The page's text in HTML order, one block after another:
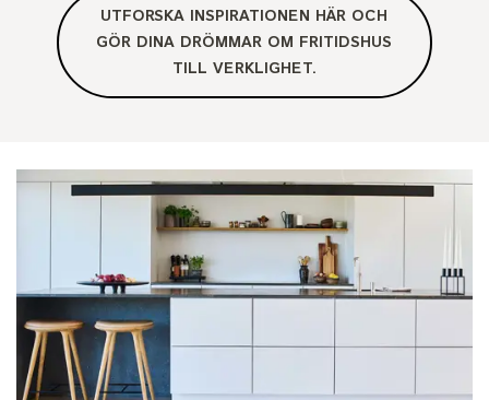
UTFORSKA INSPIRATIONEN HÄR OCH
GÖR DINA DRÖMMAR OM FRITIDSHUS
TILL VERKLIGHET.